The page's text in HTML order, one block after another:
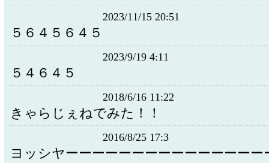
2023/11/15 20:51
５６４５６４５
2023/9/19 4:11
５４６４５
2018/6/16 11:22
きゃらじぇねでみた！！
2016/8/25 17:3
ヨッシヤーーーーーーーーーーーーーーー